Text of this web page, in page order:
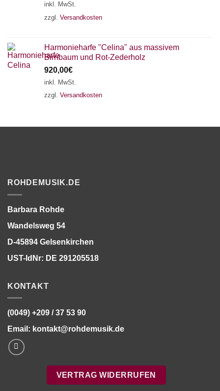
inkl. MwSt.
zzgl. Versandkosten
Harmonieharfe "Celina" aus massivem
Birnbaum und Rot-Zederholz
920,00€
inkl. MwSt.
zzgl. Versandkosten
ROHDEMUSIK.DE
Barbara Rohde
Wandelsweg 54
D-45894 Gelsenkirchen
UST-IdNr: DE 291205518
KONTAKT
(0049) +209 / 37 53 90
Email: kontakt@rohdemusik.de
VERTRAG WIDERRUFEN